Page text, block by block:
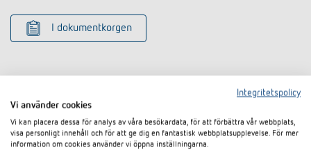
I dokumentkorgen
Liknande produkter
Integritetspolicy
Vi använder cookies
Vi kan placera dessa för analys av våra besökardata, för att förbättra vår webbplats,
visa personligt innehåll och för att ge dig en fantastisk webbplatsupplevelse. För mer
information om cookies använder vi öppna inställningarna.